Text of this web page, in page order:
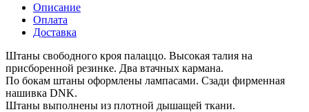
Описание
Оплата
Доставка
Штаны свободного кроя палаццо. Высокая талия на
присборенной резинке. Два втачных кармана.
По бокам штаны оформлены лампасами. Сзади фирменная
нашивка DNK.
Штаны выполнены из плотной дышащей ткани.